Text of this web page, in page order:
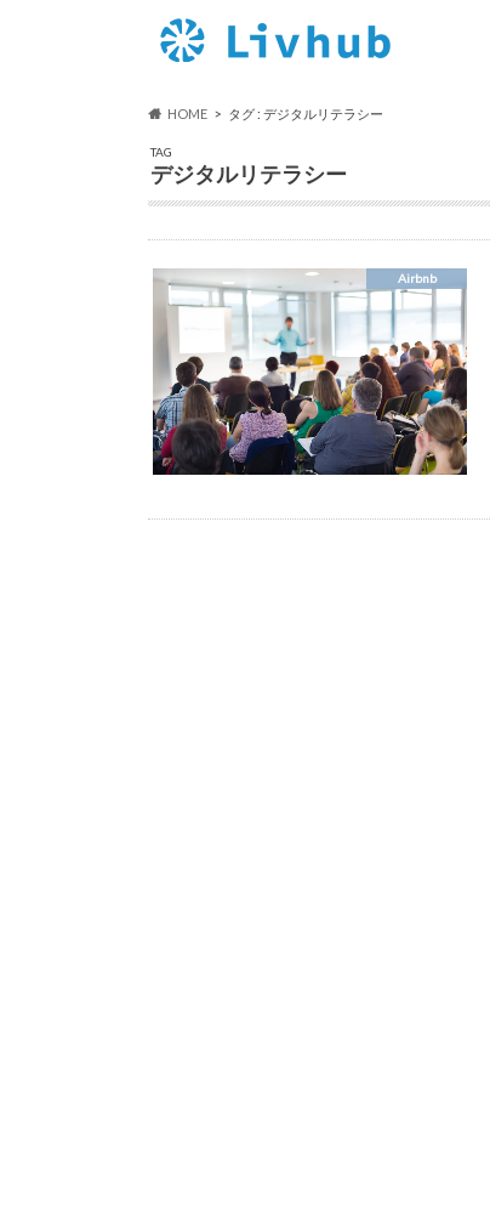
HOME タグ : デジタルリテラシー
TAG
デジタルリテラシー
Airbnb